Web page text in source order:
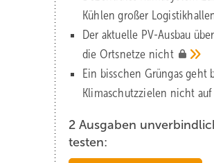
Kühlen großer
Der aktuelle PV-Ausbau
die Orts­netze nicht
Ein bisschen Grüngas geht
Klima­schutz­zielen nicht auf
2 Ausgaben
testen: